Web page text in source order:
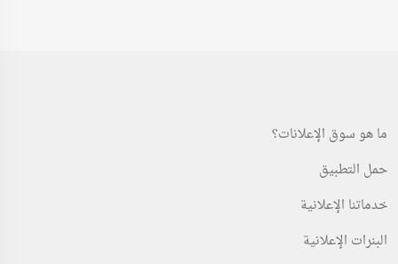
ما هو سوق الإعلانات؟
حمل التطبيق
خدماتنا الإعلانية
البنرات الإعلانية